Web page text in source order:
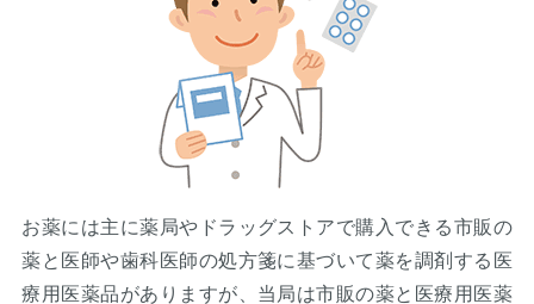
お薬には主に薬局やドラッグストアで購入できる市販の
薬と医師や歯科医師の処方箋に基づいて薬を調剤する医
療用医薬品がありますが、当局は市販の薬と医療用医薬